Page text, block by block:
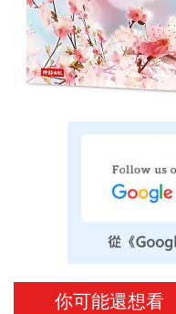
你可能還想看